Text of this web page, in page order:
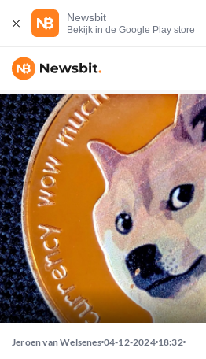
Newsbit
Bekijk in de Google Play store
Jeroen van Welsenes 04-12-2024 18:32